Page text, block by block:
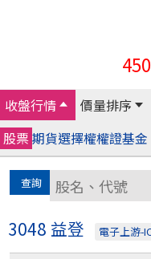
收盤行情 價量排序
股票期貨選擇權權證基金
3048 益登 電子上游-